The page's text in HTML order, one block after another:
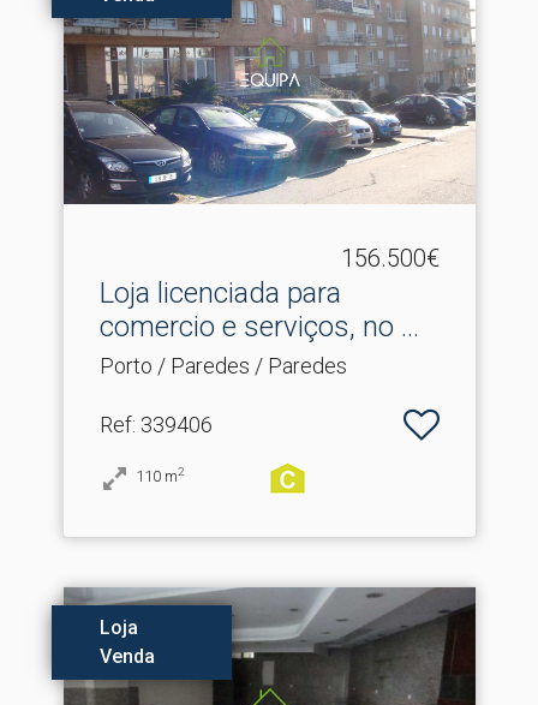
156.500€
Loja licenciada para
comercio e serviços, no .​..
Porto / Paredes / Paredes
Ref: 339406
110 m2
Loja
Venda